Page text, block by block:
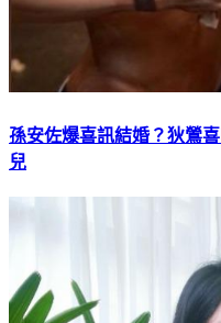
孫安佐爆喜訊結婚？狄鶯
兒